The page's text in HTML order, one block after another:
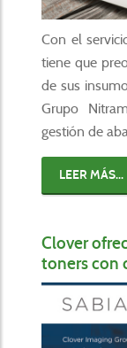
Con el
tiene que
de sus
Grupo
gestión de
LEER MÁS...
Clover
toners con